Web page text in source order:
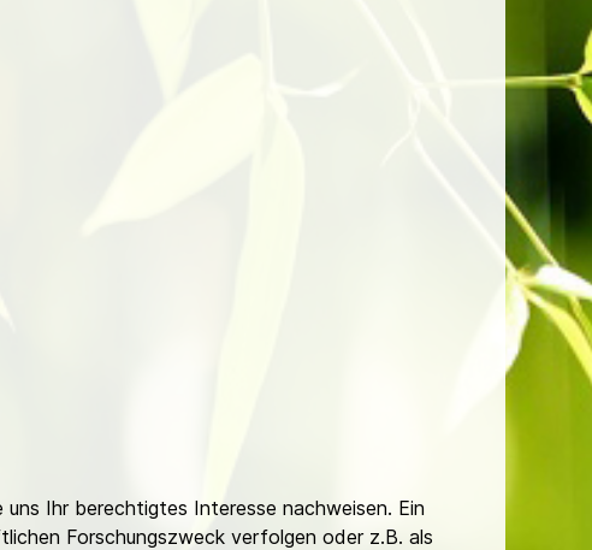
Ihr berechtigtes Interesse nachweisen. Ein
Forschungszweck verfolgen oder z.B. als